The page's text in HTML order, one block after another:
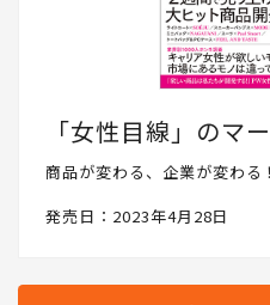
「女性目線」のマ
商品が変わる、企業が変わる！
発売日：2023年4月28日